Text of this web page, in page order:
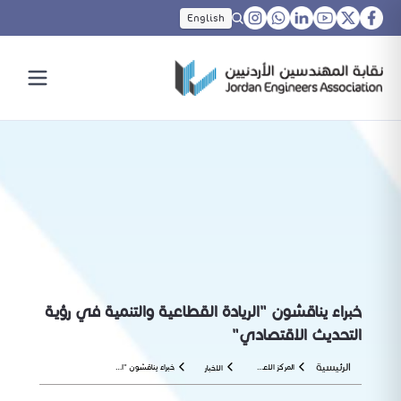
English
خبراء يناقشون "الريادة القطاعية والتنمية في رؤية
التحديث الاقتصادي"
الرئيسية الاخبار خبراء يناقشون "الريادة القطاعية والتنمية في رؤية التحديث الاقتصادي"